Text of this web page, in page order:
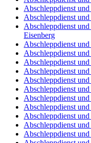
Abschleppdienst
Abschleppdienst
Abschleppdienst
Eisenberg
Abschleppdienst
Abschleppdienst
Abschleppdienst
Abschleppdienst
Abschleppdienst
Abschleppdienst
Abschleppdienst
Abschleppdienst
Abschleppdienst
Abschleppdienst
Abschleppdienst